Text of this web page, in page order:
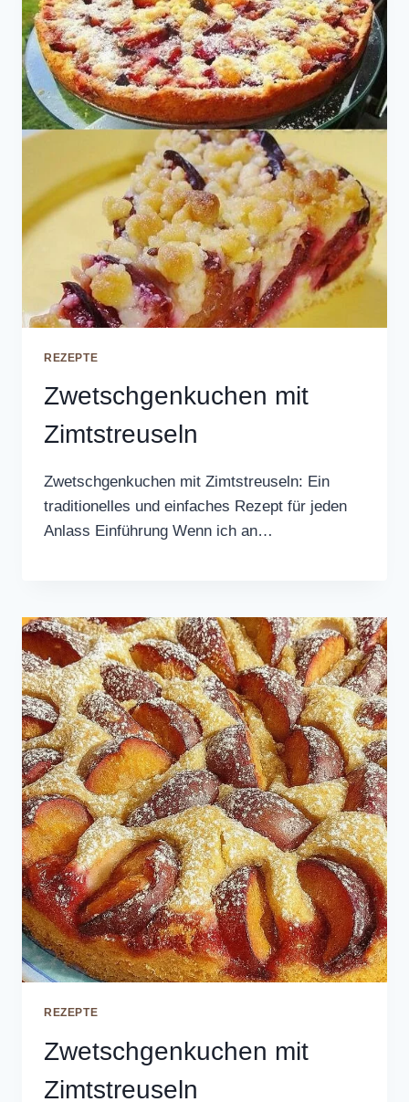
REZEPTE
Zwetschgenkuchen mit
Zimtstreuseln
Zwetschgenkuchen mit Zimtstreuseln: Ein
traditionelles und einfaches Rezept für jeden
Anlass Einführung Wenn ich an…
REZEPTE
Zwetschgenkuchen mit
Zimtstreuseln